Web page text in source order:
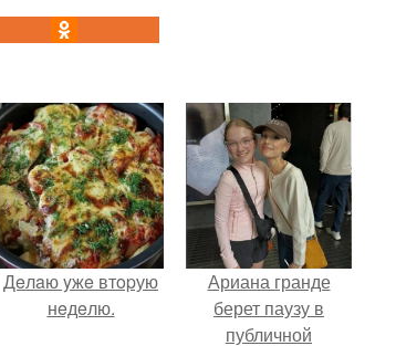
Дeлaю yжe втopую
нeдeлю.
Ариана гранде
берет паузу в
публичной